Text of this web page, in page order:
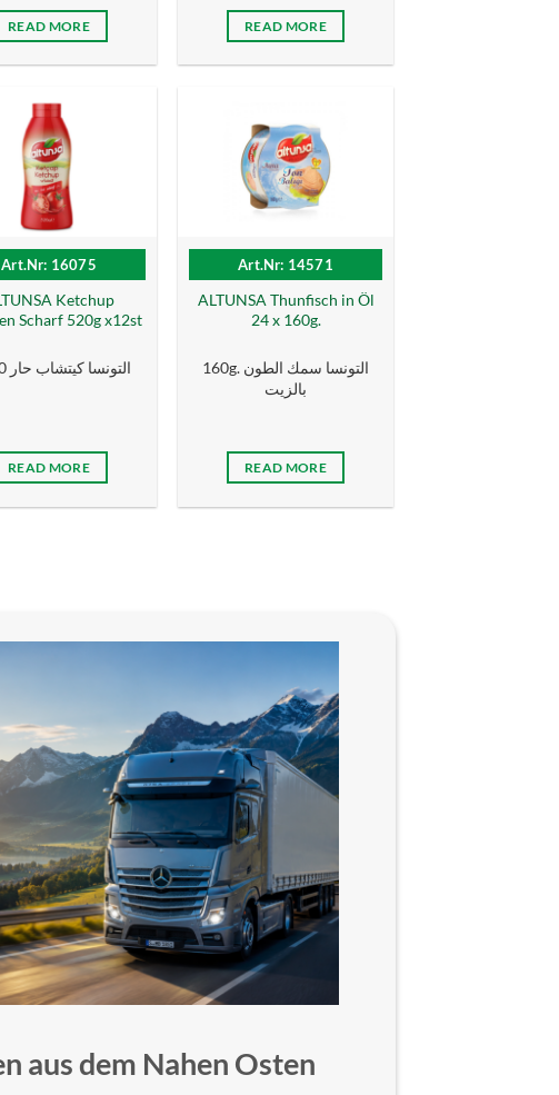
READ MORE READ MORE
Art.Nr: 16075
Ketchup
Scharf 520g x12st
التونسا كيتشاب حار 520 غ
READ MORE
Art.Nr: 14571
ALTUNSA Thunfisch in Öl
24 x 160g.
160g. التونسا سمك الطون
بالزیت
READ MORE
aus dem Nahen Osten